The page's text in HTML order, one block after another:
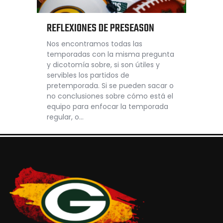
REFLEXIONES DE PRESEASON
Nos encontramos todas las
temporadas con la misma pregunta
y dicotomía sobre, si son útiles y
servibles los partidos de
pretemporada. Si se pueden sacar o
no conclusiones sobre cómo está el
equipo para enfocar la temporada
regular, o…